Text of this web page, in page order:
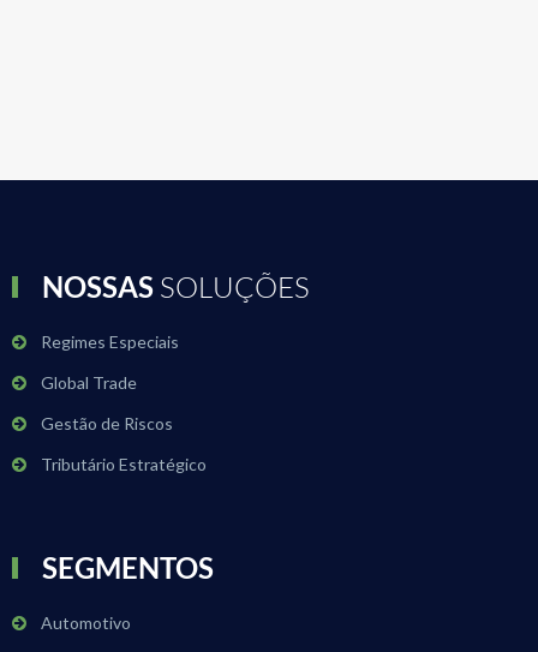
NOSSAS SOLUÇÕES
Regimes Especiais
Global Trade
Gestão de Riscos
Tributário Estratégico
SEGMENTOS
Automotivo